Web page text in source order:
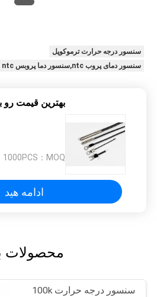
PRIVACY
POLICY
سنسور درجه حرارت ترموکوپل
سنسور دمای پروب ntc,سنسور دما پروبس ntc
بهترين قيمت رو
MOQ：
1000PCS
ادامه هید
محصولات
سنسور درجه حرارت 100k